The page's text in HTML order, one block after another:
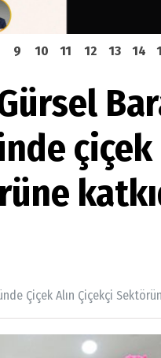
9 10 11 12 13 14
çiçek
Çiçek Alın Çiçekçi